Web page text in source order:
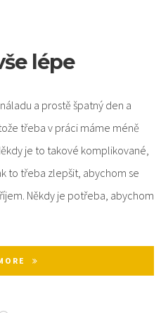
lépe
a prostě špatný den a
třeba v práci máme méně
je to takové komplikované,
to třeba zlepšit, abychom se
Někdy je potřeba, abychom